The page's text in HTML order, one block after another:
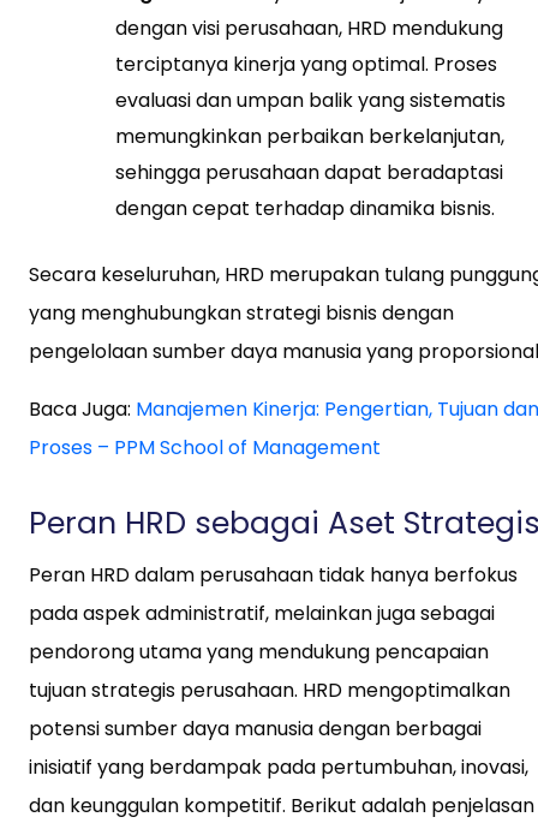
dengan visi perusahaan, HRD mendukung
terciptanya kinerja yang optimal. Proses
evaluasi dan umpan balik yang sistematis
memungkinkan perbaikan berkelanjutan,
sehingga perusahaan dapat beradaptasi
dengan cepat terhadap dinamika bisnis.
Secara keseluruhan, HRD merupakan tulang
yang menghubungkan strategi bisnis dengan
pengelolaan sumber daya manusia yang
Baca Juga: Manajemen Kinerja: Pengertian, Tujuan dan
Proses – PPM School of Management
Peran HRD sebagai Aset
Peran HRD dalam perusahaan tidak hanya berfokus
pada aspek administratif, melainkan juga sebagai
pendorong utama yang mendukung pencapaian
tujuan strategis perusahaan. HRD mengoptimalkan
potensi sumber daya manusia dengan berbagai
inisiatif yang berdampak pada pertumbuhan, inovasi,
dan keunggulan kompetitif. Berikut adalah penjelasan